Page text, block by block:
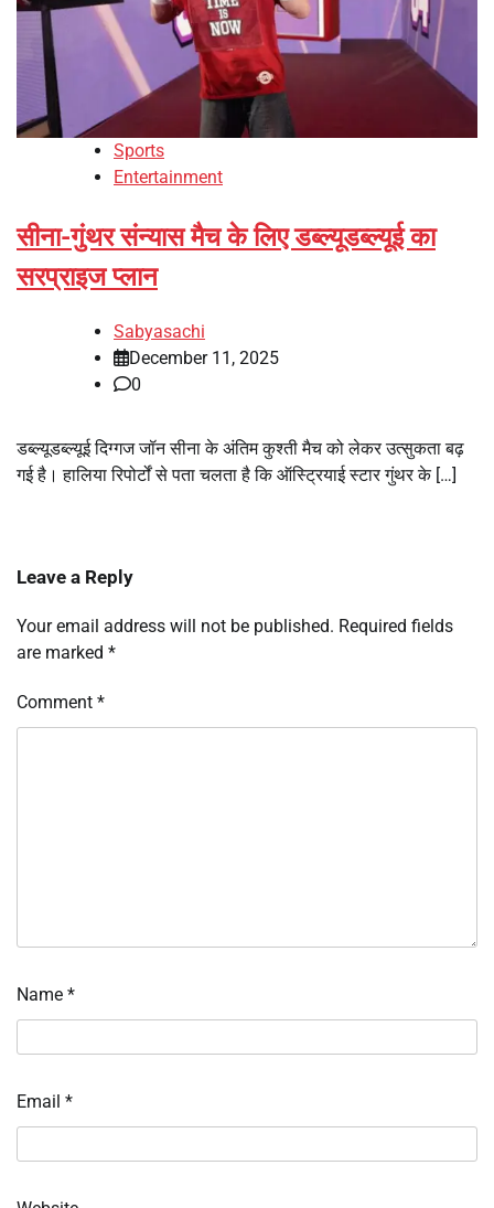
Sports
Entertainment
सीना-गुंथर संन्यास मैच के लिए डब्ल्यूडब्ल्यूई का
सरप्राइज प्लान
Sabyasachi
December 11, 2025
0
डब्ल्यूडब्ल्यूई दिग्गज जॉन सीना के अंतिम कुश्ती मैच को लेकर उत्सुकता बढ़
गई है। हालिया रिपोर्टों से पता चलता है कि ऑस्ट्रियाई स्टार गुंथर के […]
Leave a Reply
Your email address will not be published. Required fields
are marked *
Comment *
Name *
Email *